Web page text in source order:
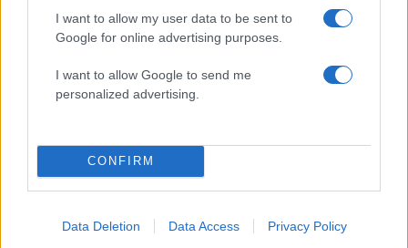
I want to allow my user data to be sent to
Google for online advertising purposes.
I want to allow Google to send me
personalized advertising.
CONFIRM
Data Deletion Data Access Privacy Policy
Κωνσταντίνος Αργυρός και Αλεξάνδρα
Νίκα κάνουν διακοπές με πολυτελές γιοτ
με τα δύο παιδιά τους
Ίση με 6 βόμβες Χιροσίμα η ενέργεια που
απελευθερώθηκε από τη mega fire σε
Αττική και Βοιωτία - Πώς κάηκε μέσα σε 2
Πιο σχολιασμένα
Marfin: Η 46χρονη πήρε προθεσμία για
να απολογηθεί την Τρίτη – «Είναι αθώα,